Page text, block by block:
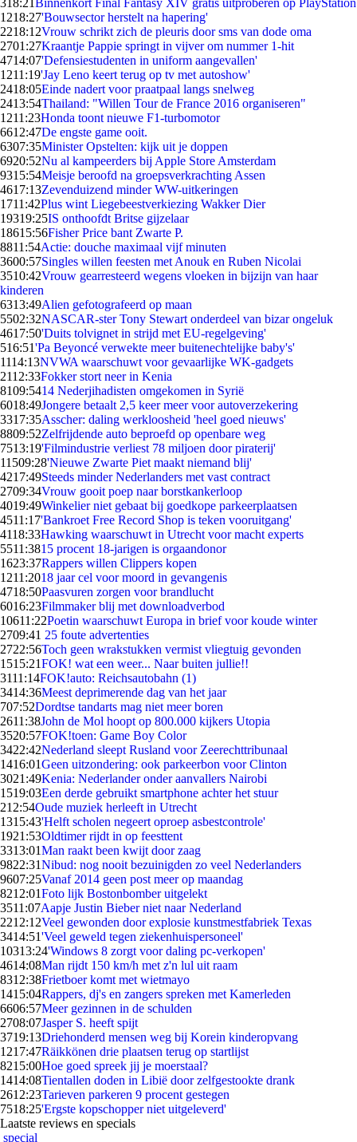
318:21Binnenkort Final Fantasy XIV gratis uitproberen op PlayStation
1218:27'Bouwsector herstelt na hapering'
2218:12Vrouw schrikt zich de pleuris door sms van dode oma
2701:27Kraantje Pappie springt in vijver om nummer 1-hit
4714:07'Defensiestudenten in uniform aangevallen'
1211:19'Jay Leno keert terug op tv met autoshow'
2418:05Einde nadert voor praatpaal langs snelweg
2413:54Thailand: "Willen Tour de France 2016 organiseren"
1211:23Honda toont nieuwe F1-turbomotor
6612:47De engste game ooit.
6307:35Minister Opstelten: kijk uit je doppen
6920:52Nu al kampeerders bij Apple Store Amsterdam
9315:54Meisje beroofd na groepsverkrachting Assen
4617:13Zevenduizend minder WW-uitkeringen
1711:42Plus wint Liegebeestverkiezing Wakker Dier
19319:25IS onthoofdt Britse gijzelaar
18615:56Fisher Price bant Zwarte P.
8811:54Actie: douche maximaal vijf minuten
3600:57Singles willen feesten met Anouk en Ruben Nicolai
3510:42Vrouw gearresteerd wegens vloeken in bijzijn van haar
kinderen
6313:49Alien gefotografeerd op maan
5502:32NASCAR-ster Tony Stewart onderdeel van bizar ongeluk
4617:50'Duits tolvignet in strijd met EU-regelgeving'
516:51'Pa Beyoncé verwekte meer buitenechtelijke baby's'
1114:13NVWA waarschuwt voor gevaarlijke WK-gadgets
2112:33Fokker stort neer in Kenia
8109:5414 Nederjihadisten omgekomen in Syrië
6018:49Jongere betaalt 2,5 keer meer voor autoverzekering
3317:35Asscher: daling werkloosheid 'heel goed nieuws'
8809:52Zelfrijdende auto beproefd op openbare weg
7513:19'Filmindustrie verliest 78 miljoen door piraterij'
11509:28'Nieuwe Zwarte Piet maakt niemand blij'
4217:49Steeds minder Nederlanders met vast contract
2709:34Vrouw gooit poep naar borstkankerloop
4019:49Winkelier niet gebaat bij goedkope parkeerplaatsen
4511:17'Bankroet Free Record Shop is teken vooruitgang'
4118:33Hawking waarschuwt in Utrecht voor macht experts
5511:3815 procent 18-jarigen is orgaandonor
1623:37Rappers willen Clippers kopen
1211:2018 jaar cel voor moord in gevangenis
4718:50Paasvuren zorgen voor brandlucht
6016:23Filmmaker blij met downloadverbod
10611:22Poetin waarschuwt Europa in brief voor koude winter
2709:41 25 foute advertenties
2722:56Toch geen wrakstukken vermist vliegtuig gevonden
1515:21FOK! wat een weer... Naar buiten jullie!!
3111:14FOK!auto: Reichsautobahn (1)
3414:36Meest deprimerende dag van het jaar
707:52Dordtse tandarts mag niet meer boren
2611:38John de Mol hoopt op 800.000 kijkers Utopia
3520:57FOK!toen: Game Boy Color
3422:42Nederland sleept Rusland voor Zeerechttribunaal
1416:01Geen uitzondering: ook parkeerbon voor Clinton
3021:49Kenia: Nederlander onder aanvallers Nairobi
1519:03Een derde gebruikt smartphone achter het stuur
212:54Oude muziek herleeft in Utrecht
1315:43'Helft scholen negeert oproep asbestcontrole'
1921:53Oldtimer rijdt in op feesttent
3313:01Man raakt been kwijt door zaag
9822:31Nibud: nog nooit bezuinigden zo veel Nederlanders
9607:25Vanaf 2014 geen post meer op maandag
8212:01Foto lijk Bostonbomber uitgelekt
3511:07Aapje Justin Bieber niet naar Nederland
2212:12Veel gewonden door explosie kunstmestfabriek Texas
3414:51'Veel geweld tegen ziekenhuispersoneel'
10313:24'Windows 8 zorgt voor daling pc-verkopen'
4614:08Man rijdt 150 km/h met z'n lul uit raam
8312:38Frietboer komt met wietmayo
1415:04Rappers, dj's en zangers spreken met Kamerleden
6606:57Meer gezinnen in de schulden
2708:07Jasper S. heeft spijt
3719:13Driehonderd mensen weg bij Korein kinderopvang
1217:47Räikkönen drie plaatsen terug op startlijst
8215:00Hoe goed spreek jij je moerstaal?
1414:08Tientallen doden in Libië door zelfgestookte drank
2612:23Tarieven parkeren 9 procent gestegen
7518:25'Ergste kopschopper niet uitgeleverd'
Laatste reviews en specials
special